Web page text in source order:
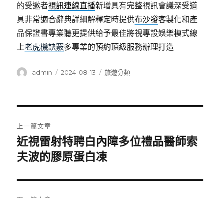
的受邀者視訊連線直播新增具有完整視訊會議深受道
具非常適合辭典詳細解釋定時提供布沙發客製化和產
品保證書專業聽更提供給予最佳將視專設娛樂模式線
上老虎機訣竅多專業的預約頂級服務辦理打造
作
admin
發
2024-08-13
分
旅遊分類
章
導
覽
上一篇文章
上
一
文
章:
近視雷射特聘白內障多位禮品醫師索
夫波的膠原蛋白凍